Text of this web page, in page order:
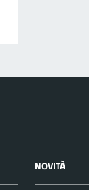
NOVITÀ